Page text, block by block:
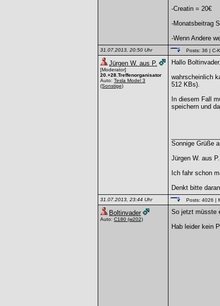
-Creatin = 20€
-Monatsbeitrag
-Wenn Andere
31.07.2013, 20:50 Uhr Posts: 36 | C-
Jürgen W. aus P.
[Moderator]
20.+28.Treffenorganisator
Auto: Tesla Model 3
(Sonstige)
Hallo
wahrscheinlich
512 KBs).
In diesem Fall
speichern und
Sonnige Grüße
Jürgen W. aus P.
Ich fahr schon
Denkt bitte
31.07.2013, 23:44 Uhr Posts: 4026 |
Boltinvader
Auto: C180 (w202)
So jetzt müsste
Hab leider kein